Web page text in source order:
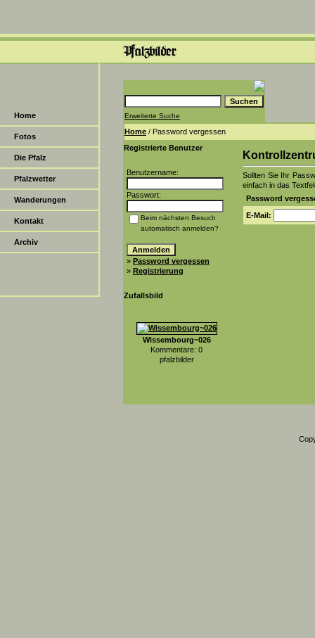
Home
Fotos
Die Pfalz
Pfalzwetter
Wanderungen
Kontakt
Archiv
Erweiterte Suche
Home / Password vergessen
Registrierte Benutzer
Benutzername:
Passwort:
Beim nächsten Besuch
automatisch anmelden?
» Password vergessen
» Registrierung
Zufallsbild
Wissembourg~026
Kommentare: 0
pfalzbilder
Sollten Sie Ihr
einfach in das
Password
E-Mail: